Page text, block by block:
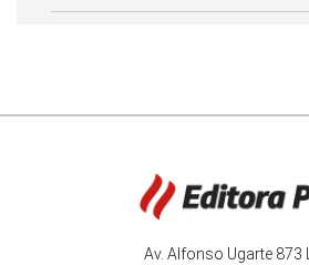
Av. Alfonso Ugarte 873